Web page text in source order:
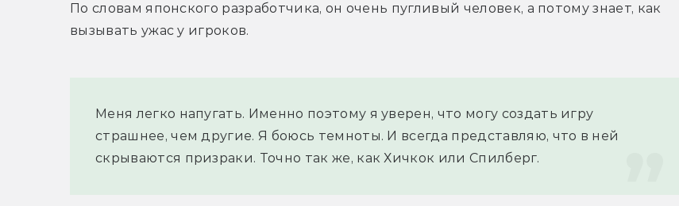
По словам японского разработчика, он очень пугливый человек, а потому знает, как
вызывать ужас у игроков.
Меня легко напугать. Именно поэтому я уверен, что могу создать игру
страшнее, чем другие. Я боюсь темноты. И всегда представляю, что в ней
скрываются призраки. Точно так же, как Хичкок или Спилберг.